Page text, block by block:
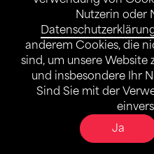
Nutzerin oder
anderem Cookies, die
sind, um unsere Website
und insbesondere Ihr
Sind Sie mit der
Ja